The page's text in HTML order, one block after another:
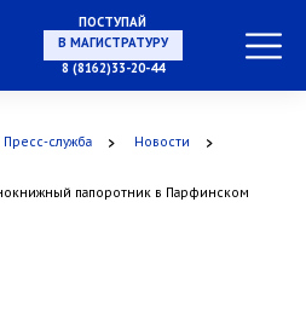
ПОСТУПАЙ
В МАГИСТРАТУРУ
В АСПИРАНТУРУ
8 (8162)33-20-44
Пресс-служба Новости
папоротник в Парфинском